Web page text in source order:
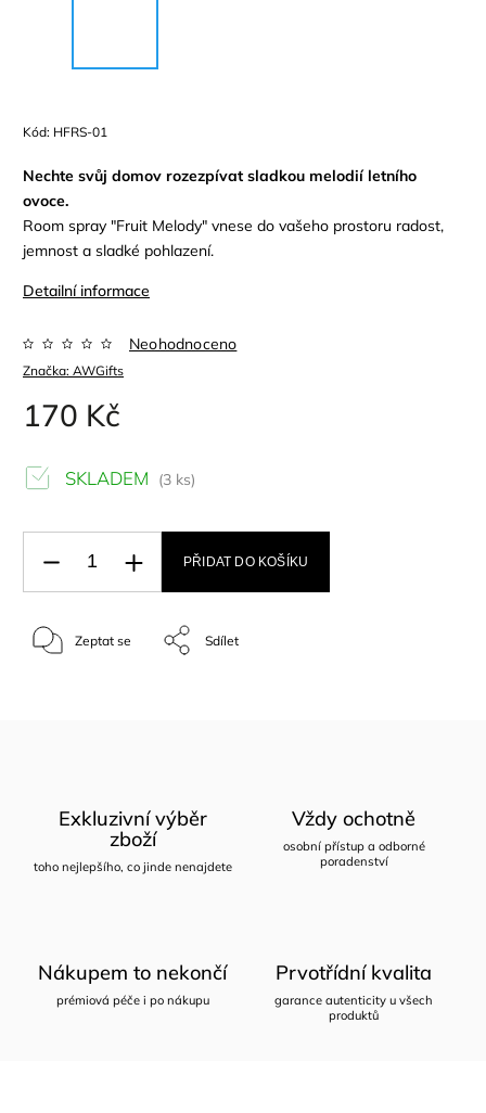
Kód: HFRS-01
Nechte svůj domov rozezpívat sladkou melodií letního
ovoce.
Room spray "Fruit Melody" vnese do vašeho prostoru radost,
jemnost a sladké pohlazení.
Detailní informace
Značka: AWGifts
Neohodnoceno
170 Kč
SKLADEM (3 ks)
PŘIDAT DO KOŠÍKU
Zeptat se Sdílet
Exkluzivní výběr
zboží
toho nejlepšího, co jinde nenajdete
Vždy ochotně
osobní přístup a odborné
poradenství
Nákupem to nekončí
prémiová péče i po nákupu
Prvotřídní kvalita
garance autenticity u všech
produktů